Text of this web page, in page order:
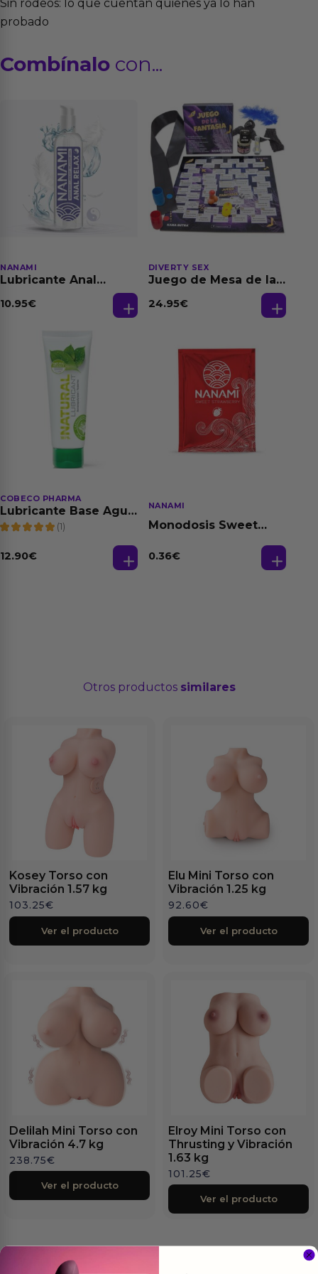
Sin rodeos: lo que cuentan quienes ya lo han
probado
Combínalo con...
NANAMI
Lubricante Anal
Dilatación Base Agua
10.95€
DIVERTY SEX
Juego de Mesa de las
24.95€
COBECO PHARMA
Lubricante Base Agua
100% Natural 125 ml
(1)
12.90€
NANAMI
Monodosis Sweet
0.36€
Otros productos similares
Kosey Torso con
Vibración 1.57 kg
103.25€
Ver el producto
Elu Mini Torso con
Vibración 1.25 kg
92.60€
Ver el producto
Delilah Mini Torso con
Vibración 4.7 kg
238.75€
Ver el producto
Elroy Mini Torso con
Thrusting y Vibración
1.63 kg
101.25€
Ver el producto